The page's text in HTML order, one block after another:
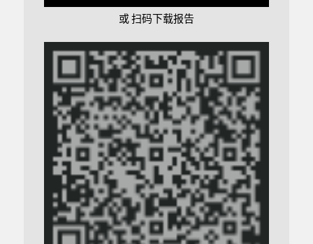
或 扫码下载报告